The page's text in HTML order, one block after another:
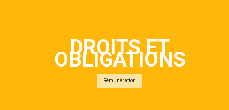
DROITS ET
OBLIGATIONS
Rémunération